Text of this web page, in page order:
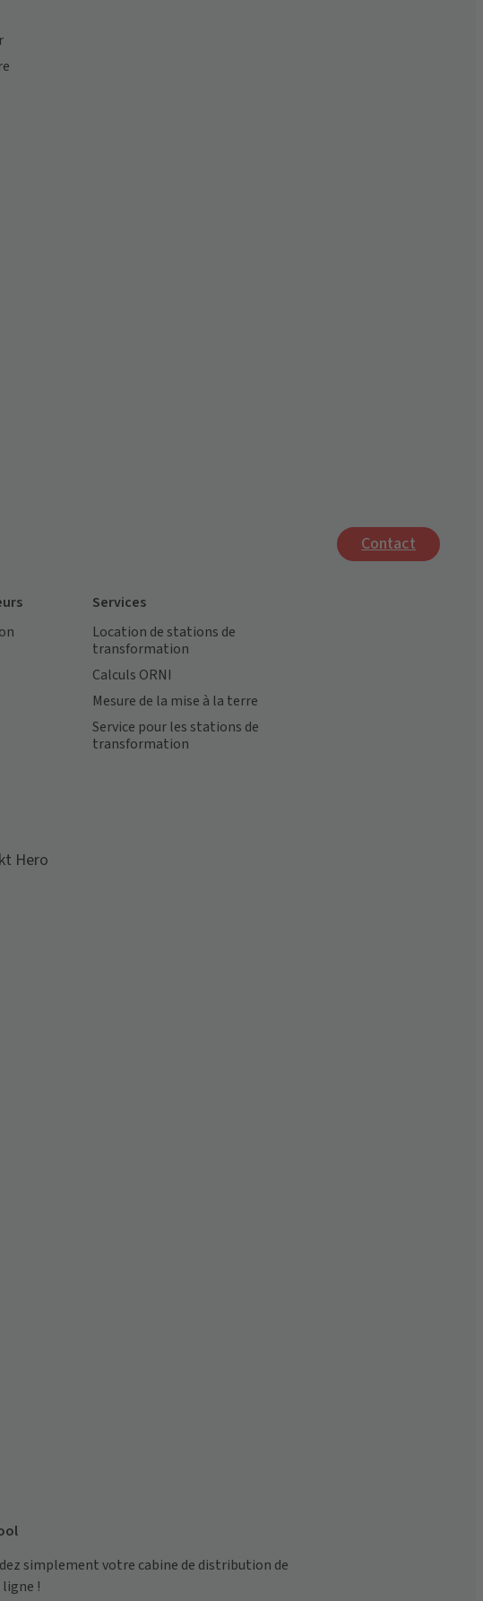
Services
Location de stations de
transformation
Calculs ORNI
Mesure de la mise à la terre
Service pour les stations de
transformation
simplement votre cabine de distribution de
ligne !
Contact